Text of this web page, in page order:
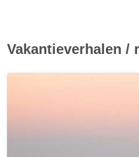
Vakantieverhalen /